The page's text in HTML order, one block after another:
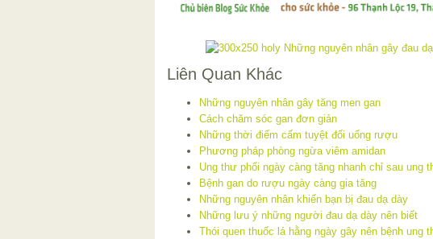
Liên Quan Khác
Những nguyên nhân gây tăng men gan
Cách chăm sóc gan đơn giản
Những thời điểm cấm tuyệt đối uống rượu
Phương pháp phòng ngừa viêm amidan
Ung thư phổi ngày càng tăng nhanh chỉ sau ung
Bệnh gan do rượu ngày càng gia tăng
Những nguyên nhân khiến bạn bị đau dạ dày
Những lưu ý những người đau dạ dày nên biết
Thói quen thuốc lá hằng ngày gây nên bệnh ung